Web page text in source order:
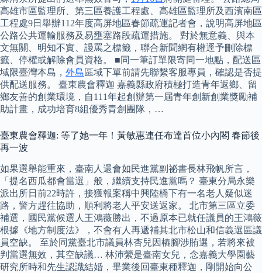
高雄市區監理所、第三區養護工程處、高雄區監理所及西濱南區
工程處9日舉辦112年度高屏地區春節疏運記者會，說明高屏地區
公路公共運輸服務及易壅塞路段疏運措施。 對於無意義、與本
文無關、明知不實、謾罵之標籤，聯合新聞網有權逕予刪除標
籤、停權或解除會員資格。 ■同一筆訂單限寄同一地點，配送區
域限臺灣本島， 外島區域下單前請先聯繫客服專員，確認是否提
供配送服務。 臺東農會釋迦 嘉義縣政府積極打造青年返鄉、留
鄉友善的創業環境，自111年起創辦第一屆青年創新創業獎勵補
助計畫，成功培育8組優秀青創團隊，…
臺東農會釋迦: 等了她一年！黃敏惠連任布達首位小內閣 春節後
再一波
如果選舉能重來，臺南人還會如民進黨副祕書長林飛帆所言，
「提名西瓜都會當選」般，繼續支持民進黨嗎？ 臺東分局永樂
派出所日前22時許，接獲報案稱中興陸橋下有一名老人疑似迷
路，警方趕往協助，順利將老人平安送返家。 北市第三區立委
補選，國民黨候選人王鴻薇勝出，不過原本已就任議員的王鴻薇
根據《地方制度法》，不會有人再遞補其北市松山和信義選區議
員空缺。 至於同黨臺北市議員林杏兒因樁腳涉賄選，若將來被
判當選無效，其空缺議… 林沛縈是臺南女兒，念嘉義大學園藝
研究所時和先生認識結婚，畢業後回臺東種釋迦，剛開始向公